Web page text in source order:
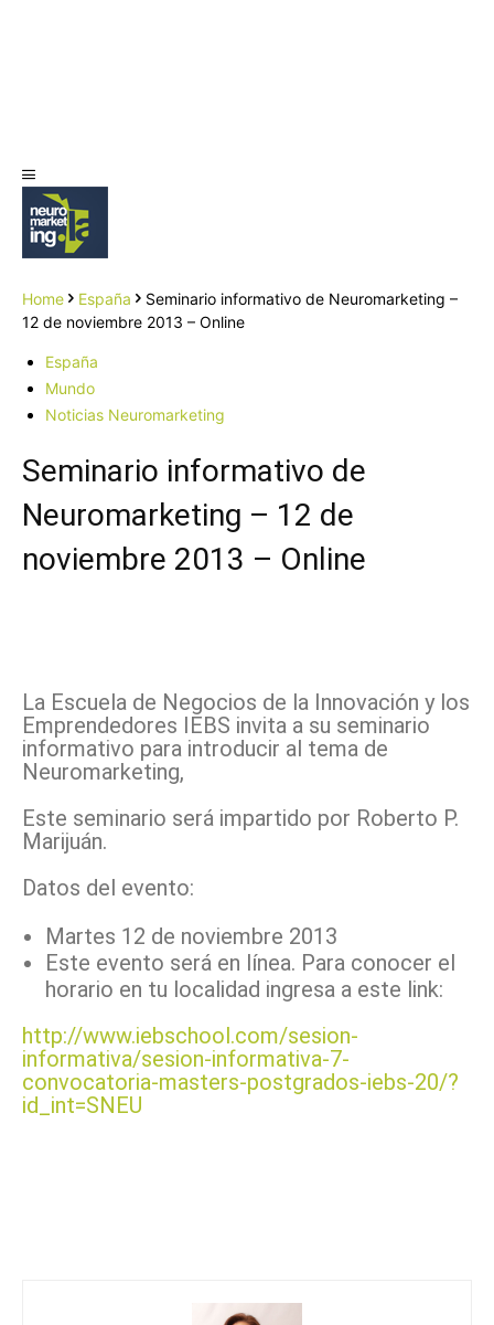
Home España
Seminario informativo de Neuromarketing –
12 de noviembre 2013 – Online
España
Mundo
Noticias Neuromarketing
Seminario informativo de
Neuromarketing – 12 de
noviembre 2013 – Online
La Escuela de Negocios de la Innovación y los
Emprendedores IEBS invita a su seminario
informativo para introducir al tema de
Neuromarketing,
Este seminario será impartido por Roberto P.
Marijuán.
Datos del evento:
Martes 12 de noviembre 2013
Este evento será en línea. Para conocer el
horario en tu localidad ingresa a este link:
http://www.iebschool.com/sesion-
informativa/sesion-informativa-7-
convocatoria-masters-postgrados-iebs-20/?
id_int=SNEU